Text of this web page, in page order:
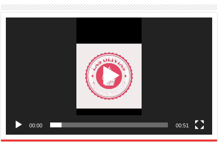
00:00 00:51